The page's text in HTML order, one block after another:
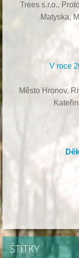
Trees s.r.o.,
Matyska,
V roce
Město Hronov,
ŠTÍTKY